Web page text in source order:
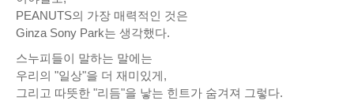
PEANUTS의 가장 매력적인 것은
Ginza Sony Park는 생각했다.
스누피들이 말하는 말에는
우리의 "일상"을 더 재미있게,
그리고 따뜻한 "리듬"을 낳는 힌트가 숨겨져 그렇다.